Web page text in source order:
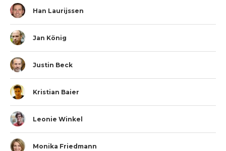
Han Laurijssen
Jan König
Justin Beck
Kristian Baier
Leonie Winkel
Monika Friedmann